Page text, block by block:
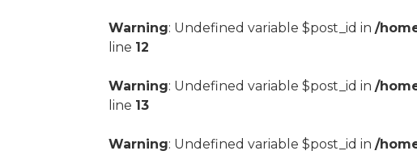
Warning: Undefined variable $post_id in/
line 12
Warning: Undefined variable $post_id in/
line 13
Warning: Undefined variable $post_id in/